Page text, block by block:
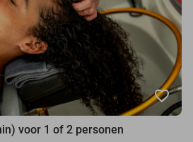
favorite_border
voor 1 of 2 personen